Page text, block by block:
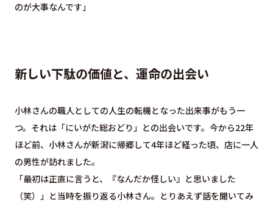
のが大事なんです」
新しい下駄の価値と、運命の出会い
小林さんの職人としての人生の転機となった出来事がもう一
つ。それは「にいがた総おどり」との出会いです。今から22年
ほど前、小林さんが新潟に帰郷して4年ほど経った頃、店に一人
の男性が訪れました。
「最初は正直に言うと、『なんだか怪しい』と思いました
（笑）」と当時を振り返る小林さん。とりあえず話を聞いてみ